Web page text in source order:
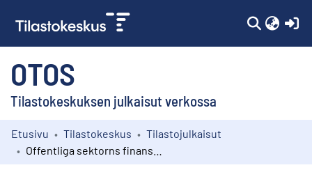
OTOS
Tilastokeskuksen julkaisut verkossa
Kokoelmat
Etusivu Tilastokeskus
Tilastojulkaisut